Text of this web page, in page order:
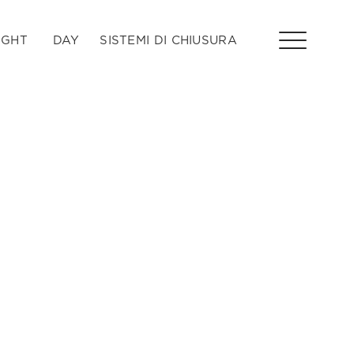
DAY SISTEMI DI CHIUSURA